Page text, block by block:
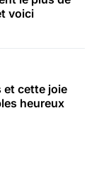
voici
et cette joie
heureux